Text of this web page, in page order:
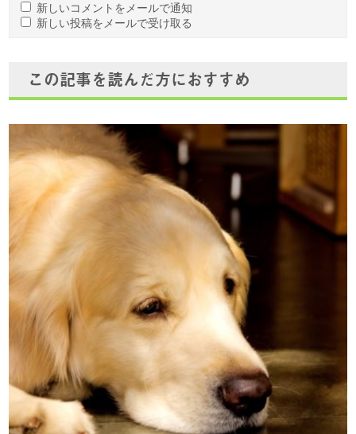
新しいコメントをメールで通知
新しい投稿をメールで受け取る
この記事を読んだ方におすすめ